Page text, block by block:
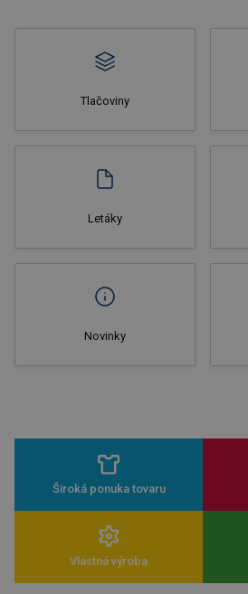
Tlačoviny
Letáky
Novinky
Široká ponuka tovaru
Vlastná výroba